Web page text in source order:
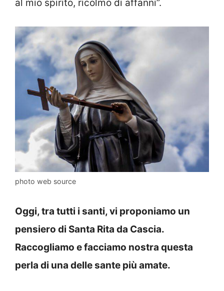
al mio spirito, ricolmo di affanni”.
photo web source
Oggi, tra tutti i santi, vi proponiamo un
pensiero di Santa Rita da Cascia.
Raccogliamo e facciamo nostra questa
perla di una delle sante più amate.